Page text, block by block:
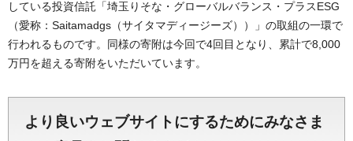
している投資信託「埼玉りそな・グローバルバランス・プラスESG
（愛称：Saitamadgs（サイタマディージーズ））」の取組の一環で
行われるものです。同様の寄附は今回で4回目となり、累計で8,000
万円を超える寄附をいただいています。
より良いウェブサイトにするためにみなさま